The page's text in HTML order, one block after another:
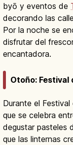
byō y eventos de
decorando las
Por la noche se
disfrutar del
encantadora.
Otoño: Festival
Durante el
que se celebra
degustar pasteles
que las linternas